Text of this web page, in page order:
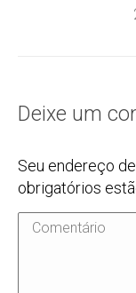
Deixe um
Seu endereço
obrigatórios
Comentário